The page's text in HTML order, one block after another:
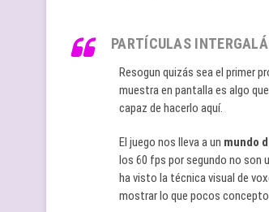
PARTÍCULAS
Resogun quizás sea el primer
muestra en pantalla es algo
capaz de hacerlo aquí.
El juego nos lleva a un mundo
los 60 fps por segundo no son
ha visto la técnica visual de
mostrar lo que pocos